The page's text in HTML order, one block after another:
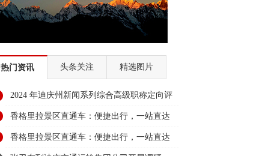
热门资讯 头条关注 精选图片
2024 年迪庆州新闻系列综合高级职称定向评
审通过人员名单公示
香格里拉景区直通车：便捷出行，一站直达
美景
香格里拉景区直通车：便捷出行，一站直达